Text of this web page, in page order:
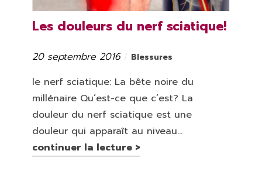
Les douleurs du nerf sciatique!
Publié
20 septembre 2016 Catégories
Blessures
le nerf sciatique: La bête noire du
millénaire Qu’est-ce que c’est? La
douleur du nerf sciatique est une
douleur qui apparaît au niveau...
continuer la lecture >